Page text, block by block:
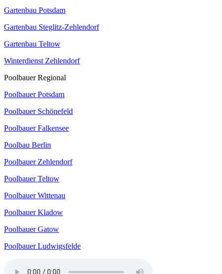
Gartenbau Potsdam
Gartenbau Steglitz-Zehlendorf
Gartenbau Teltow
Winterdienst Zehlendorf
Poolbauer Regional
Poolbauer Potsdam
Poolbauer Schönefeld
Poolbauer Falkensee
Poolbau Berlin
Poolbauer Zehlendorf
Poolbauer Teltow
Poolbauer Wittenau
Poolbauer Kladow
Poolbauer Gatow
Poolbauer Ludwigsfelde